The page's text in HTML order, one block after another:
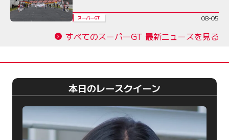
スーパーGT 08-05
すべてのスーパーGT 最新ニュースを見る
本日のレースクイーン